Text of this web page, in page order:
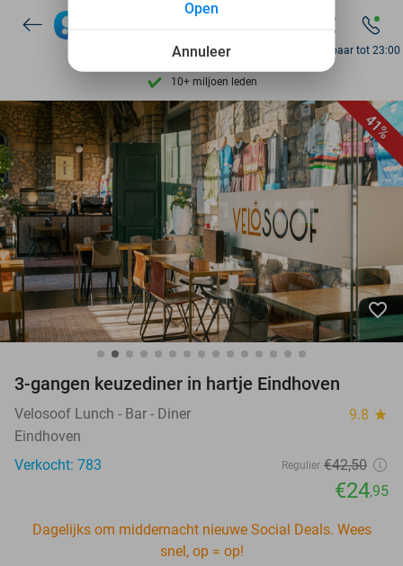
7 dagen per week beschikbaar
10+ miljoen leden
9,4 op basis van
Ontdek 15.000+ deals
7 dagen per week beschikbaar
10+ miljoen leden
Bereikbaar tot 23:00
41%
favorite_border
3-gangen keuzediner in hartje Eindhoven
Velosoof Lunch - Bar - Diner 9.8 star
Eindhoven
Verkocht: 783
Regulier €42,50
€24,95
Dagelijks om middernacht nieuwe Social Deals. Wees
snel, op = op!
Annuleer
Open